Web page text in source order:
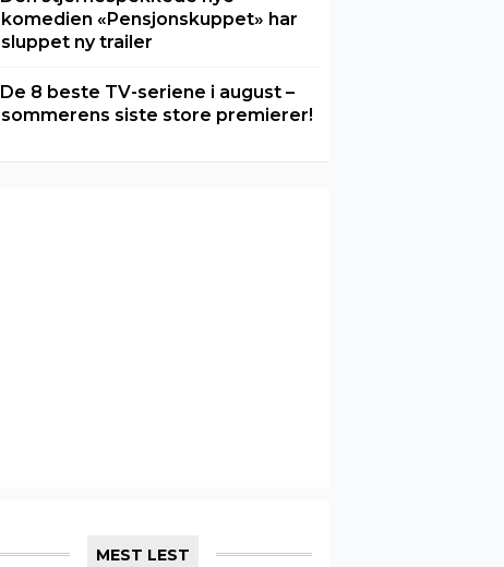
komedien «Pensjonskuppet» har
sluppet ny trailer
De 8 beste TV-seriene i august –
sommerens siste store premierer!
MEST LEST